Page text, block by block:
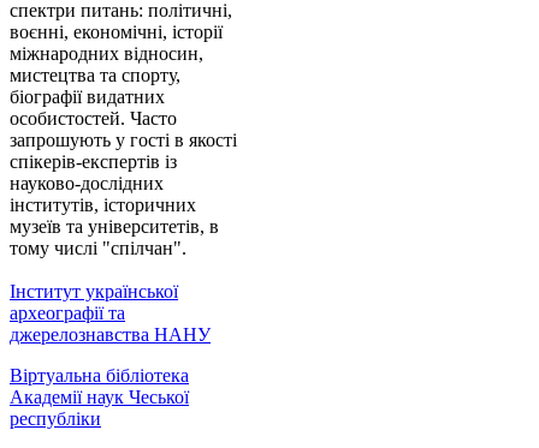
спектри питань: політичні,
воєнні, економічні, історії
міжнародних відносин,
мистецтва та спорту,
біографії видатних
особистостей. Часто
запрошують у гості в якості
спікерів-експертів із
науково-дослідних
інститутів, історичних
музеїв та університетів, в
тому числі "спілчан".
Інститут української
археографії та
джерелознавства НАНУ
Віртуальна бібліотека
Академії наук Чеської
республіки